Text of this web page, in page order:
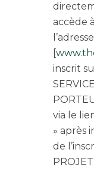
accède
[
inscrit
via le
» après
de